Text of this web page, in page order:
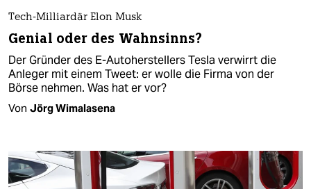
Tech-Milliardär Elon Musk
Genial oder des Wahnsinns?
Der Gründer des E-Autoherstellers Tesla verwirrt die
Anleger mit einem Tweet: er wolle die Firma von der
Börse nehmen. Was hat er vor?
Von Jörg Wimalasena